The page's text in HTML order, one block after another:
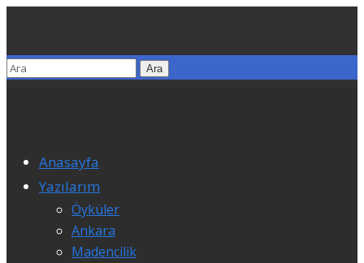
Anasayfa
Yazılarım
Öyküler
Ankara
Madencilik